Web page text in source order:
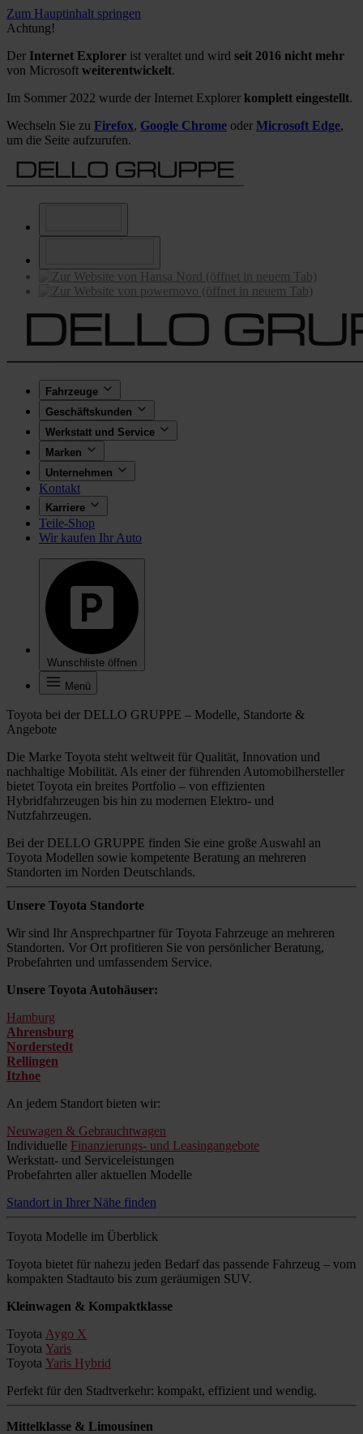
Zum Hauptinhalt springen
Achtung!
Der Internet Explorer ist veraltet und wird seit 2016 nicht mehr
von Microsoft weiterentwickelt.
Im Sommer 2022 wurde der Internet Explorer komplett eingestellt.
Wechseln Sie zu Firefox, Google Chrome oder Microsoft Edge,
um die Seite aufzurufen.
Fahrzeuge
Geschäftskunden
Werkstatt und Service
Marken
Unternehmen
Kontakt
Karriere
Teile-Shop
Wir kaufen Ihr Auto
Wunschliste öffnen
Menü
Toyota bei der DELLO GRUPPE – Modelle, Standorte &
Angebote
Die Marke Toyota steht weltweit für Qualität, Innovation und
nachhaltige Mobilität. Als einer der führenden Automobilhersteller
bietet Toyota ein breites Portfolio – von effizienten
Hybridfahrzeugen bis hin zu modernen Elektro- und
Nutzfahrzeugen.
Bei der DELLO GRUPPE finden Sie eine große Auswahl an
Toyota Modellen sowie kompetente Beratung an mehreren
Standorten im Norden Deutschlands.
Unsere Toyota Standorte
Wir sind Ihr Ansprechpartner für Toyota Fahrzeuge an mehreren
Standorten. Vor Ort profitieren Sie von persönlicher Beratung,
Probefahrten und umfassendem Service.
Unsere Toyota Autohäuser:
Hamburg
Ahrensburg
Norderstedt
Rellingen
Itzhoe
An jedem Standort bieten wir:
Neuwagen & Gebrauchtwagen
Individuelle Finanzierungs- und Leasingangebote
Werkstatt- und Serviceleistungen
Probefahrten aller aktuellen Modelle
Standort in Ihrer Nähe finden
Toyota Modelle im Überblick
Toyota bietet für nahezu jeden Bedarf das passende Fahrzeug – vom
kompakten Stadtauto bis zum geräumigen SUV.
Kleinwagen & Kompaktklasse
Toyota Aygo X
Toyota Yaris
Toyota Yaris Hybrid
Perfekt für den Stadtverkehr: kompakt, effizient und wendig.
Mittelklasse & Limousinen